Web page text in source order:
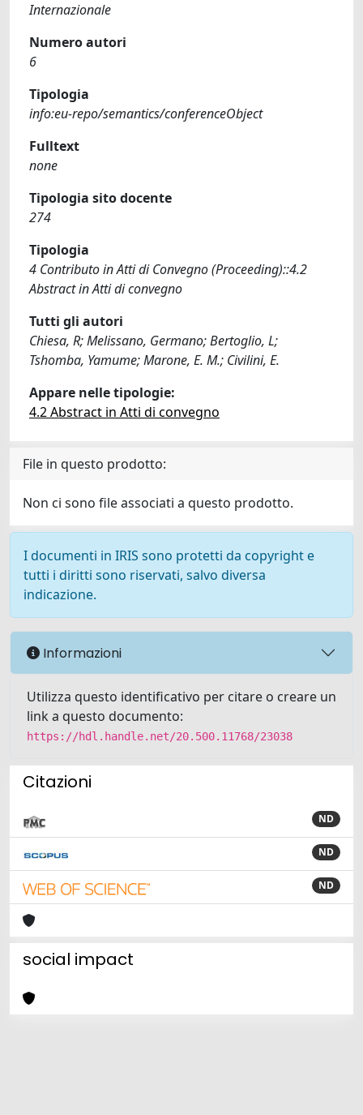
Internazionale
Numero autori
6
Tipologia
info:eu-repo/semantics/conferenceObject
Fulltext
none
Tipologia sito docente
274
Tipologia
4 Contributo in Atti di Convegno (Proceeding)::4.2
Abstract in Atti di convegno
Tutti gli autori
Chiesa, R; Melissano, Germano; Bertoglio, L;
Tshomba, Yamume; Marone, E. M.; Civilini, E.
Appare nelle tipologie:
4.2 Abstract in Atti di convegno
File in questo prodotto:
Non ci sono file associati a questo prodotto.
I documenti in IRIS sono protetti da copyright e
tutti i diritti sono riservati, salvo diversa
indicazione.
Informazioni
Utilizza questo identificativo per citare o creare un
link a questo documento:
https://hdl.handle.net/20.500.11768/23038
Citazioni
ND
ND
ND
social impact